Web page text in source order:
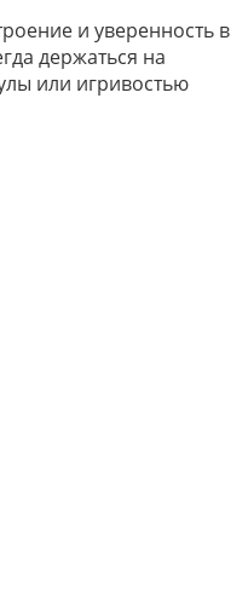
и уверенность в
держаться на
или игривостью